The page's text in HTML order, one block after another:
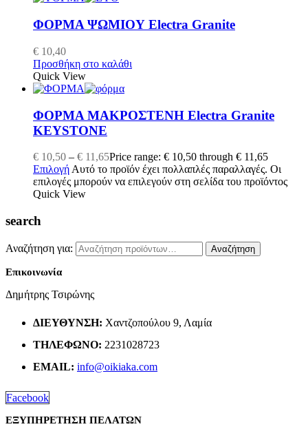
ΦΟΡΜΑ ΨΩΜΙΟΥ Electra Granite
€ 10,40
Προσθήκη στο καλάθι
Quick View
ΦΟΡΜΑ ΜΑΚΡΟΣΤΕΝΗ Electra Granite
KEYSTONE
€ 10,50 – € 11,65Price range: € 10,50 through € 11,65
Επιλογή Αυτό το προϊόν έχει πολλαπλές παραλλαγές. Οι
επιλογές μπορούν να επιλεγούν στη σελίδα του προϊόντος
Quick View
search
Αναζήτηση για: Αναζήτηση
Επικοινωνία
Δημήτρης Τσιρώνης
ΔΙΕΎΘΥΝΣΗ: Χαντζοπούλου 9, Λαμία
ΤΗΛΈΦΩΝΟ: 2231028723
EMAIL: info@oikiaka.com
Facebook
ΕΞΥΠΗΡΕΤΗΣΗ ΠΕΛΑΤΩΝ